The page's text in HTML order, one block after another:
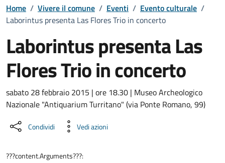
Home / Vivere il comune / Eventi / Evento culturale /
Laborintus presenta Las Flores Trio in concerto
Laborintus presenta Las
Flores Trio in concerto
Dettaglio dell'evento
sabato 28 febbraio 2015 | ore 18.30 | Museo Archeologico
Nazionale "Antiquarium Turritano" (via Ponte Romano, 99)
Condividi Vedi azioni
???content.Arguments???: